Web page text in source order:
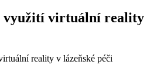
využití virtuální reality